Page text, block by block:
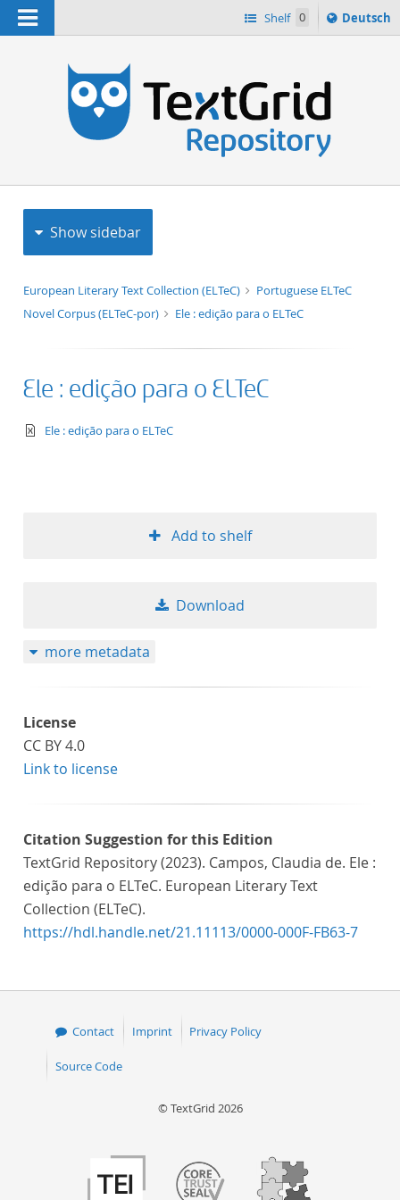
Navigation Shelf 0
Sprache
ï¿½ndern
Deutsch
Show sidebar
European Literary Text Collection (ELTeC)
Portuguese ELTeC
Novel Corpus (ELTeC-por)
Ele : edição para o ELTeC
Ele : edição para o ELTeC
text/xml
Ele : edição para o ELTeC
Add to shelf
Download
more metadata
License
CC BY 4.0
Link to license
Citation Suggestion for this Edition
TextGrid Repository (2023). Campos, Claudia de. Ele :
edição para o ELTeC. European Literary Text
Collection (ELTeC).
https://hdl.handle.net/21.11113/0000-000F-FB63-7
Contact Imprint Privacy Policy
Source Code
© TextGrid 2026